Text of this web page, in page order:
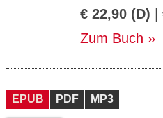
€ 22,90 (D)
Zum Buch
EPUB PDF MP3